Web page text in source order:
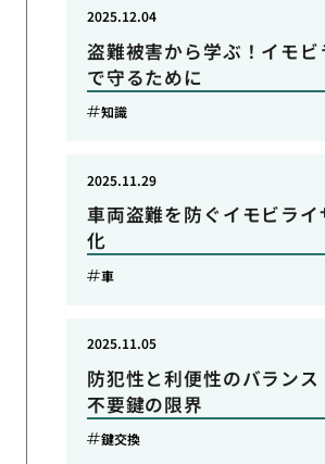
盗難被害から学ぶ！イモビ
で守るために
2025.12.04
知識
車両盗難を防ぐイモビライ
化
2025.11.29
車
防犯性と利便性のバランス
不要鍵の限界
2025.11.05
鍵交換